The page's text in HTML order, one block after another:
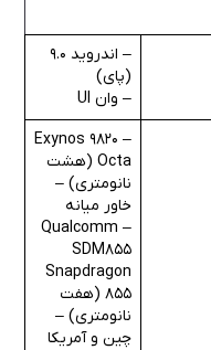
– اندروید 9.0
(پای)
– وان UI
– Exynos 9820
Octa (هشت
نانومتری) –
خاور میانه
– Qualcomm
SDM855
Snapdragon
855 (هفت
نانومتری) –
چین و آمریکا